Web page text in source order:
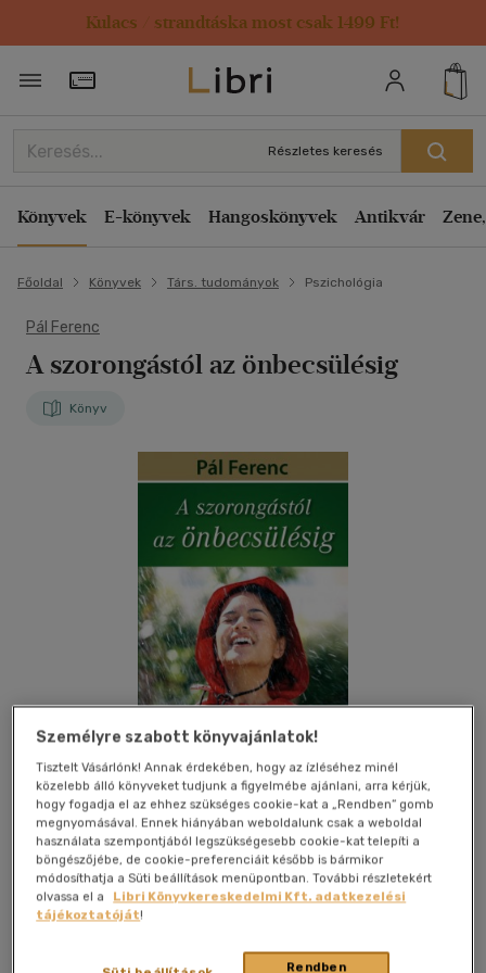
Kulacs / strandtáska most csak 1499 Ft!
Törzsvásárlói Kártya adatai
Részletes keresés
Könyvek E-könyvek Hangoskönyvek Antikvár
Főoldal Könyvek Társ. tudományok Pszichológia
Pál Ferenc
A szorongástól az önbecsülésig
Könyv
Kívánságlistához adom Megosztom
(6 vélemény)
Kulcslyuk Kiadó Kft.|2012|magyar nyelvű|puhatáblás,
Személyre szabott könyvajánlatok!
Tisztelt Vásárlónk! Annak érdekében, hogy az ízléséhez minél
közelebb álló könyveket tudjunk a figyelmébe ajánlani, arra kérjük,
hogy fogadja el az ehhez szükséges cookie-kat a „Rendben” gomb
megnyomásával. Ennek hiányában weboldalunk csak a weboldal
használata szempontjából legszükségesebb cookie-kat telepíti a
böngészőjébe, de cookie-preferenciáit később is bármikor
módosíthatja a Süti beállítások menüpontban. További részletekért
olvassa el a
Libri Könyvkereskedelmi Kft. adatkezelési
tájékoztatóját!
Rendben